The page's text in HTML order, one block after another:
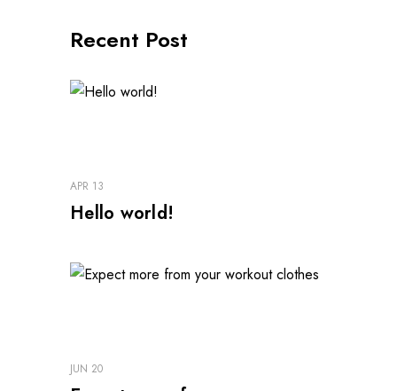
Recent Post
APR 13
Hello world!
JUN 20